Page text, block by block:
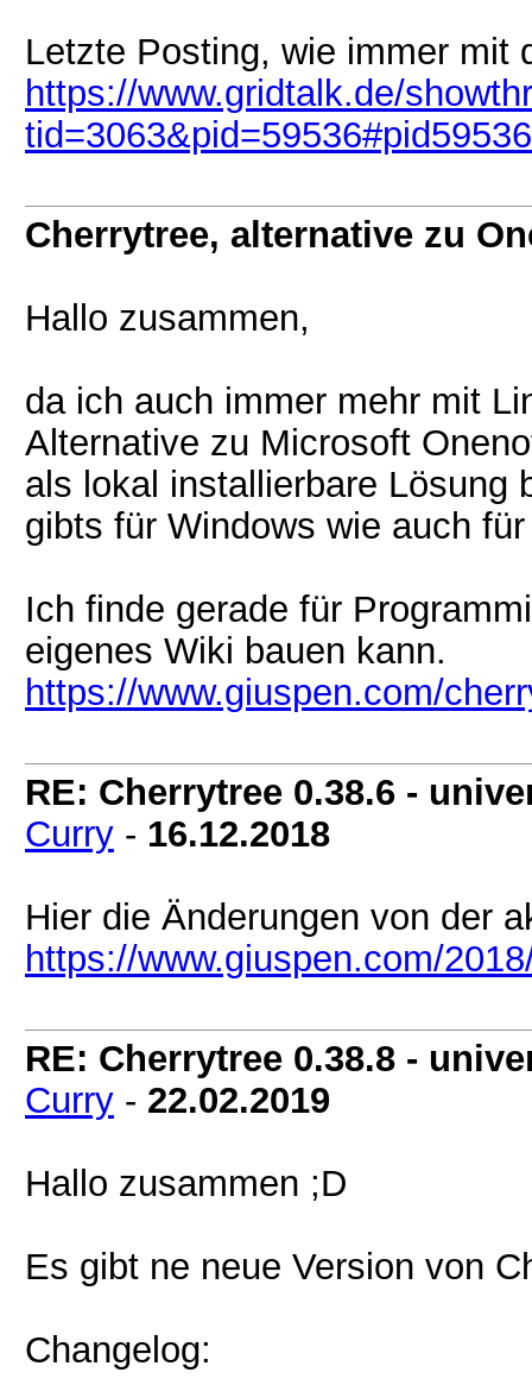
Letzte Posting, wie immer mit
https://www.gridtalk.de/
tid=3063&pid=59536#pid59536
Cherrytree, alternative zu
Hallo zusammen,
da ich auch immer mehr mit
Alternative zu Microsoft
als lokal installierbare Lösung
gibts für Windows wie auch
Ich finde gerade für
eigenes Wiki bauen kann.
https://www.giuspen.com/
RE: Cherrytree 0.38.6 -
Curry - 16.12.2018
Hier die Änderungen von der
https://www.giuspen.com/
RE: Cherrytree 0.38.8 -
Curry - 22.02.2019
Hallo zusammen ;D
Es gibt ne neue Version von
Changelog: